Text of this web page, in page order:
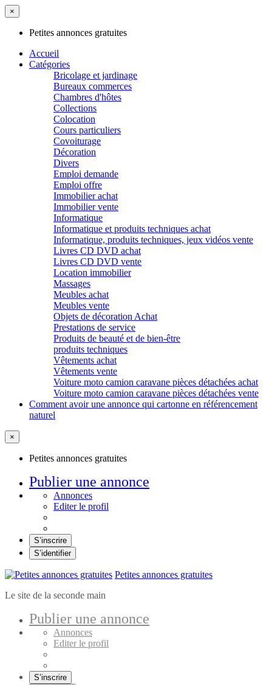
×
Petites annonces gratuites
Accueil
Catégories
Bricolage et jardinage
Bureaux commerces
Chambres d'hôtes
Collections
Colocation
Cours particuliers
Covoiturage
Décoration
Divers
Emploi demande
Emploi offre
Immobilier achat
Immobilier vente
Informatique
Informatique et produits techniques achat
Informatique, produits techniques, jeux vidéos vente
Livres CD DVD achat
Livres CD DVD vente
Location immobilier
Massages
Meubles achat
Meubles vente
Objets de décoration Achat
Prestations de service
Produits de beauté et de bien-être
produits techniques
Vêtements achat
Vêtements vente
Voiture moto camion caravane pièces détachées achat
Voiture moto camion caravane pièces détachées vente
Comment avoir une annonce qui cartonne en référencement
naturel
×
Petites annonces gratuites
Publier une annonce
Annonces
Editer le profil
S’inscrire
S’identifier
Petites annonces gratuites
Le site de la seconde main
Publier une annonce
Annonces
Editer le profil
S’inscrire